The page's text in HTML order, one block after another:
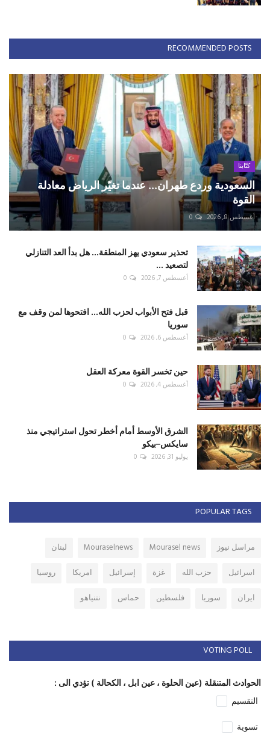
RECOMMENDED POSTS
كتّابنا
السعودية وردع طهران... عندما تغيّر الرياض معادلة
القوة
أغسطس 8, 2026 0
تحذير سعودي يهز المنطقة... هل بدأ العد التنازلي
لتصعيد ...
أغسطس 7, 2026 0
قبل فتح الأبواب لحزب الله... افتحوها لمن وقف مع
سوريا
أغسطس 6, 2026 0
حين تخسر القوة معركة العقل
أغسطس 4, 2026 0
الشرق الأوسط أمام أخطر تحول استراتيجي منذ
سايكس–بيكو
يوليو 31, 2026 0
POPULAR TAGS
مراسل نيوز Mourasel news
Mouraselnews
لبنان
اسرائيل
حزب الله غزة إسرائيل امريكا
روسيا
ايران
سوريا فلسطين حماس نتنياهو
VOTING POLL
الحوادث المتنقلة (عين الحلوة ، عين ابل ، الكحالة ) تؤدي الى :
التقسيم
تسوية